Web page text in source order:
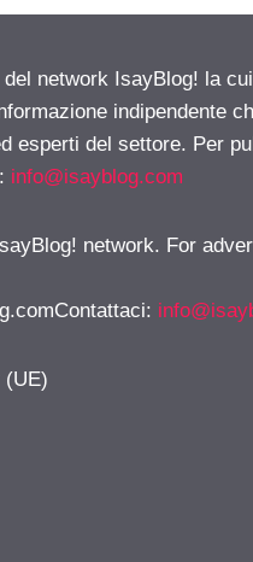
del network IsayBlog! la
indipendente
esperti del settore. Per
info@isayblog.com
network. For
:
(UE)